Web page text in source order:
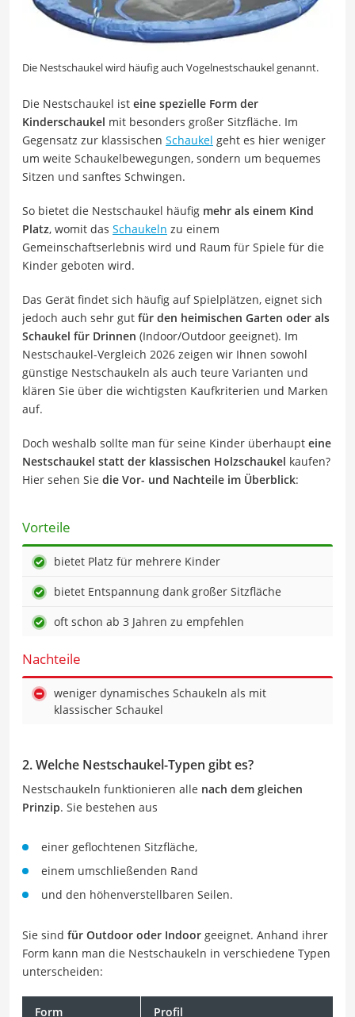
Die Nestschaukel wird häufig auch Vogelnestschaukel genannt.
Die Nestschaukel ist eine spezielle Form der
Kinderschaukel mit besonders großer Sitzfläche. Im
Gegensatz zur klassischen Schaukel geht es hier weniger
um weite Schaukelbewegungen, sondern um bequemes
Sitzen und sanftes Schwingen.
So bietet die Nestschaukel häufig mehr als einem Kind
Platz, womit das Schaukeln zu einem
Gemeinschaftserlebnis wird und Raum für Spiele für die
Kinder geboten wird.
Das Gerät findet sich häufig auf Spielplätzen, eignet sich
jedoch auch sehr gut für den heimischen Garten oder als
Schaukel für Drinnen (Indoor/Outdoor geeignet). Im
Nestschaukel-Vergleich 2026 zeigen wir Ihnen sowohl
günstige Nestschaukeln als auch teure Varianten und
klären Sie über die wichtigsten Kaufkriterien und Marken
auf.
Doch weshalb sollte man für seine Kinder überhaupt eine
Nestschaukel statt der klassischen Holzschaukel kaufen?
Hier sehen Sie die Vor- und Nachteile im Überblick:
Vorteile
bietet Platz für mehrere Kinder
bietet Entspannung dank großer Sitzfläche
oft schon ab 3 Jahren zu empfehlen
Nachteile
weniger dynamisches Schaukeln als mit
klassischer Schaukel
2. Welche Nestschaukel-Typen gibt es?
Nestschaukeln funktionieren alle nach dem gleichen
Prinzip. Sie bestehen aus
einer geflochtenen Sitzfläche,
einem umschließenden Rand
und den höhenverstellbaren Seilen.
Sie sind für Outdoor oder Indoor geeignet. Anhand ihrer
Form kann man die Nestschaukeln in verschiedene Typen
unterscheiden:
Form Profil